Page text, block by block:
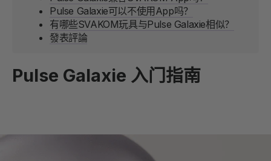
Pulse Galaxie可以不使用App吗？
有哪些SVAKOM玩具与Pulse Galaxie相似？
發表評論
Pulse Galaxie 入门指南